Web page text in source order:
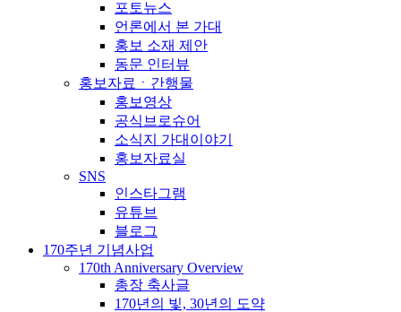
포토뉴스
언론에서 본 가대
홍보 소재 제안
동문 인터뷰
홍보자료ㆍ간행물
홍보영상
공식브로슈어
소식지 가대이야기
홍보자료실
SNS
인스타그램
유튜브
블로그
170주년 기념사업
170th Anniversary Overview
총장 축사글
170년의 빛, 30년의 도약